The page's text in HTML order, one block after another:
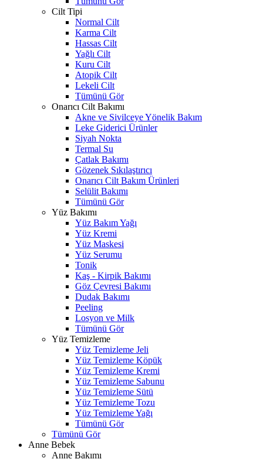
Cilt Tipi
Normal Cilt
Karma Cilt
Hassas Cilt
Yağlı Cilt
Kuru Cilt
Atopik Cilt
Lekeli Cilt
Tümünü Gör
Onarıcı Cilt Bakımı
Akne ve Sivilceye Yönelik Bakım
Leke Giderici Ürünler
Siyah Nokta
Termal Su
Çatlak Bakımı
Gözenek Sıkılaştırıcı
Onarıcı Cilt Bakım Ürünleri
Selülit Bakımı
Tümünü Gör
Yüz Bakımı
Yüz Bakım Yağı
Yüz Kremi
Yüz Maskesi
Yüz Serumu
Tonik
Kaş - Kirpik Bakımı
Göz Çevresi Bakımı
Dudak Bakımı
Peeling
Losyon ve Milk
Tümünü Gör
Yüz Temizleme
Yüz Temizleme Jeli
Yüz Temizleme Köpük
Yüz Temizleme Kremi
Yüz Temizleme Sabunu
Yüz Temizleme Sütü
Yüz Temizleme Tozu
Yüz Temizleme Yağı
Tümünü Gör
Tümünü Gör
Anne Bebek
Anne Bakımı